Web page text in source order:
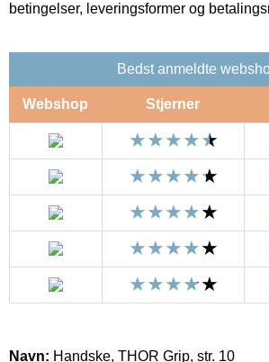
betingelser, leveringsformer og
Bedst anmeldte
Webshop Stjerner
Navn: Handske, THOR Grip, str. 10